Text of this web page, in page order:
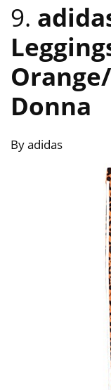
9.
Donna
By adidas